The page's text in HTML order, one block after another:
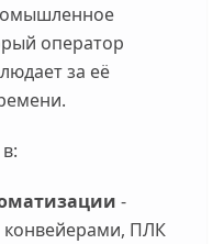
оператор
за её
-
конвейерами, ПЛК